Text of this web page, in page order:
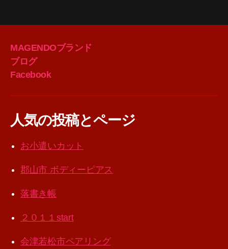
MAGENDOブランド
ブログ
Facebook
人気の投稿とページ
お小遣いカット
郡山市 ボディーピアス
落書き帳
２０１１start
会津若松市ペアリング